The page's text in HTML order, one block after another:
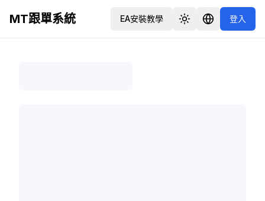
MT跟單系統 EA安裝教學 Toggle theme
Language
登入